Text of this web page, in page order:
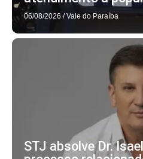
06/08/2026 / Vale do Paraíba
STJ absolve Dr.